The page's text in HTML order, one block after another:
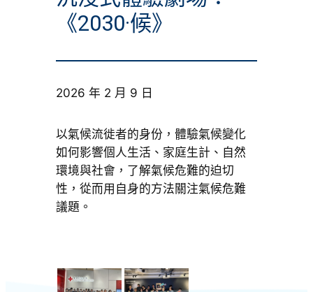
校外獎項
榮譽榜
《2030·候》
2026 年 2 月 9 日
以氣候流徙者的身份，體驗氣候變化
如何影響個人生活、家庭生計、自然
環境與社會，了解氣候危難的迫切
性，從而用自身的方法關注氣候危難
議題。